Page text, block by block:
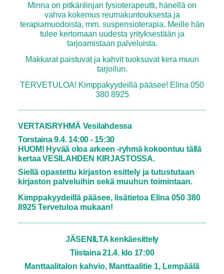
Minna on pitkänlinjan fysioterapeutti, hänellä on
vahva kokemus reumakuntouksesta ja
terapiamuodoista, mm. suspensioterapia. Meille hän
tulee kertomaan uudesta yrityksestään ja
tarjoamistaan palveluista.
Makkarat paistuvat ja kahvit tuoksuvat kera muun
tarjoilun.
TERVETULOA! Kimppakyydeillä pääsee! Elina 050
380 8925
VERTAISRYHMÄ Vesilahdessa
Torstaina 9.4. 14:00 - 15:30
HUOM! Hyvää oloa arkeen -ryhmä kokoontuu tällä
kertaa VESILAHDEN KIRJASTOSSA.
Siellä opastettu kirjaston esittely ja tutustutaan
kirjaston palveluihin sekä muuhun toimintaan.
Kimppakyydeillä pääsee, lisätietoa Elina 050 380
8925 Tervetuloa mukaan!
JÄSENILTAkenkäesittely
Tiistaina 21.4. klo 17:00
Manttaalitalon kahvio, Manttaalitie 1, Lempäälä